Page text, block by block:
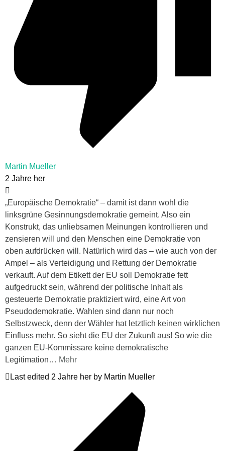
Martin Mueller
2 Jahre her
„Europäische Demokratie“ – damit ist dann wohl die
linksgrüne Gesinnungsdemokratie gemeint. Also ein
Konstrukt, das unliebsamen Meinungen kontrollieren und
zensieren will und den Menschen eine Demokratie von
oben aufdrücken will. Natürlich wird das – wie auch von der
Ampel – als Verteidigung und Rettung der Demokratie
verkauft. Auf dem Etikett der EU soll Demokratie fett
aufgedruckt sein, während der politische Inhalt als
gesteuerte Demokratie praktiziert wird, eine Art von
Pseudodemokratie. Wahlen sind dann nur noch
Selbstzweck, denn der Wähler hat letztlich keinen wirklichen
Einfluss mehr. So sieht die EU der Zukunft aus! So wie die
ganzen EU-Kommissare keine demokratische
Legitimation… Mehr
Last edited 2 Jahre her by Martin Mueller